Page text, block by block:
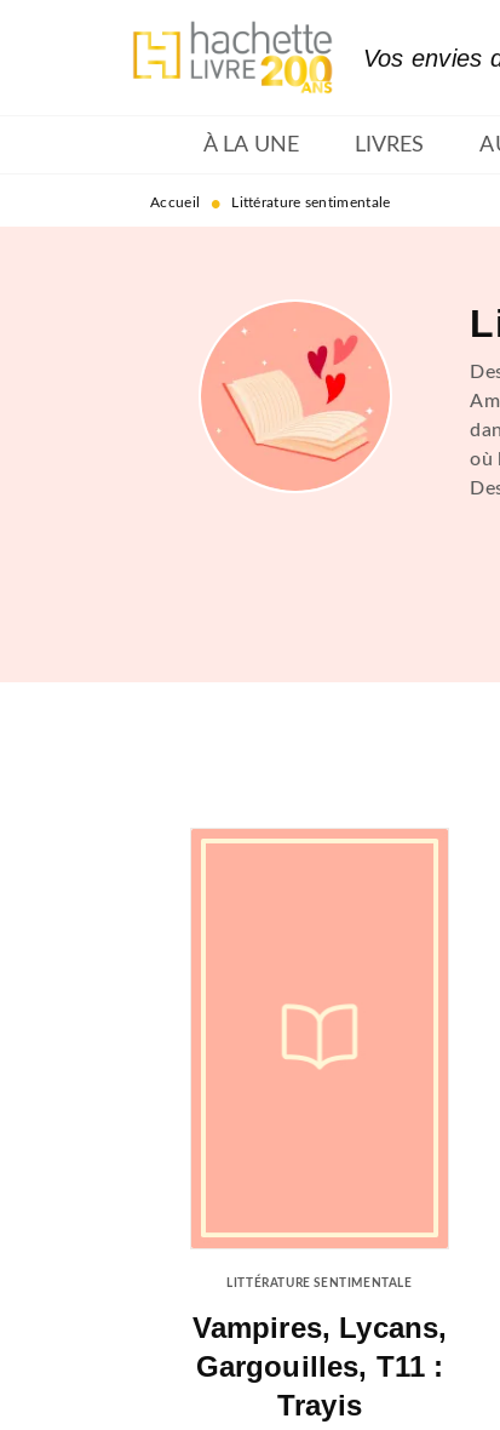
MENU RECHERCHE
Vos envies
À LA UNE LIVRES
Accueil • Littérature sentimentale
où
LITTÉRATURE SENTIMENTALE
Vampires, Lycans,
Gargouilles, T11 :
Trayis